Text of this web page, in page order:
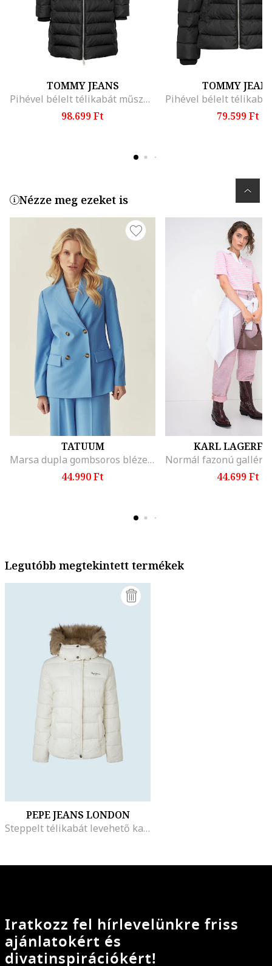
TOMMY JEANS
Pihével bélelt télikabát műszőrme szegélyes kapucnival, Fekete
98.699 Ft
TOMMY
79.599 Ft
Nézze meg ezeket is
TATUUM
Marsa dupla gombsoros blézer hajtókás gallérral, Neon világoskék
44.990 Ft
KARL
44.699 Ft
Legutóbb megtekintett termékek
PEPE JEANS LONDON
Steppelt télikabát levehető kapucnival, Törtfehér
Iratkozz fel hírlevelünkre friss
ajánlatokért és
divatinspirációkért!